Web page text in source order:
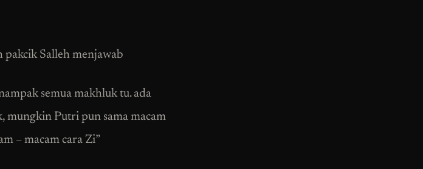
Salleh menjawab
semua makhluk tu. ada
mungkin Putri pun sama macam
– macam cara Zi”